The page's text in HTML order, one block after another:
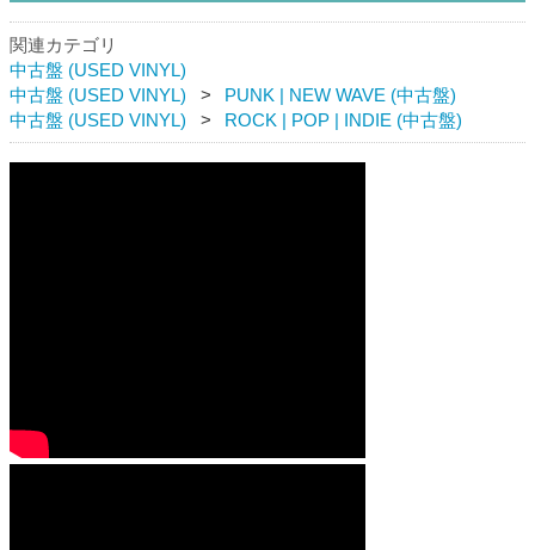
関連カテゴリ
中古盤 (USED VINYL)
中古盤 (USED VINYL)
PUNK | NEW WAVE (中古盤)
中古盤 (USED VINYL)
ROCK | POP | INDIE (中古盤)